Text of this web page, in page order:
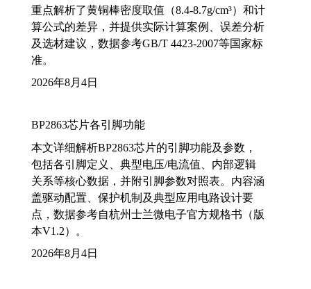
重点解析了黄铜棒密度取值（8.4-8.7g/cm³）和计
算公式的差异，并提供实际计算案例、误差分析
及选材建议，数据参考GB/T 4423-2007等国家标
准。
2026年8月4日
BP2863芯片各引脚功能
本文详细解析BP2863芯片的引脚功能及参数，
包括各引脚定义、典型电压/电流值、内部逻辑
关系等核心数据，并附引脚参数对照表。内容涵
盖驱动配置、保护机制及典型应用电路设计要
点，数据参考自杭州士兰微电子官方规格书（版
本V1.2）。
2026年8月4日